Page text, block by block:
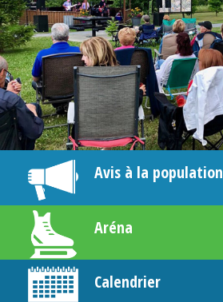
Avis à la population
Aréna
Calendrier